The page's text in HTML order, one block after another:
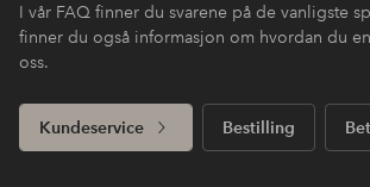
I vår FAQ finner du svarene på de vanligste
finner du også informasjon om hvordan du
oss.
Kundeservice Bestilling